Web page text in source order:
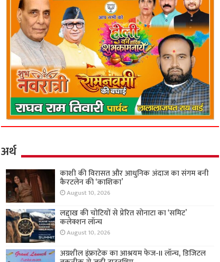
अर्थ
काशी की विरासत और आधुनिक अंदाज का संगम बनी
कैरटलेन की ‘काशिका’
August 10, 2026
लद्दाख की चोटियों से प्रेरित सोनाटा का ‘समिट’
कलेक्शन लॉन्च
August 10, 2026
अग्रशील इंफ्राटेक का आश्रयम फेज-II लॉन्च, डिजिटल